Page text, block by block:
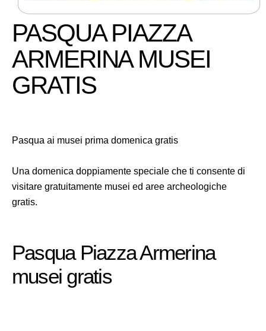
PASQUA PIAZZA
ARMERINA MUSEI
GRATIS
Pasqua ai musei prima domenica gratis
Una domenica doppiamente speciale che ti consente di
visitare gratuitamente musei ed aree archeologiche
gratis.
Pasqua Piazza Armerina
musei gratis